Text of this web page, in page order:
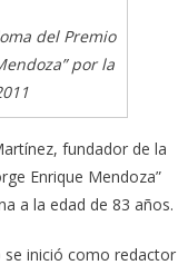
del Premio
por la
fundador de la
Enrique Mendoza”
a la edad de 83 años.
se inició como redactor